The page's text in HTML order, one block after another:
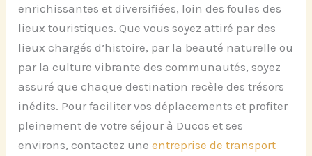
enrichissantes et diversifiées, loin des foules des
lieux touristiques. Que vous soyez attiré par des
lieux chargés d’histoire, par la beauté naturelle ou
par la culture vibrante des communautés, soyez
assuré que chaque destination recèle des trésors
inédits. Pour faciliter vos déplacements et profiter
pleinement de votre séjour à Ducos et ses
environs, contactez uneentreprise de transport